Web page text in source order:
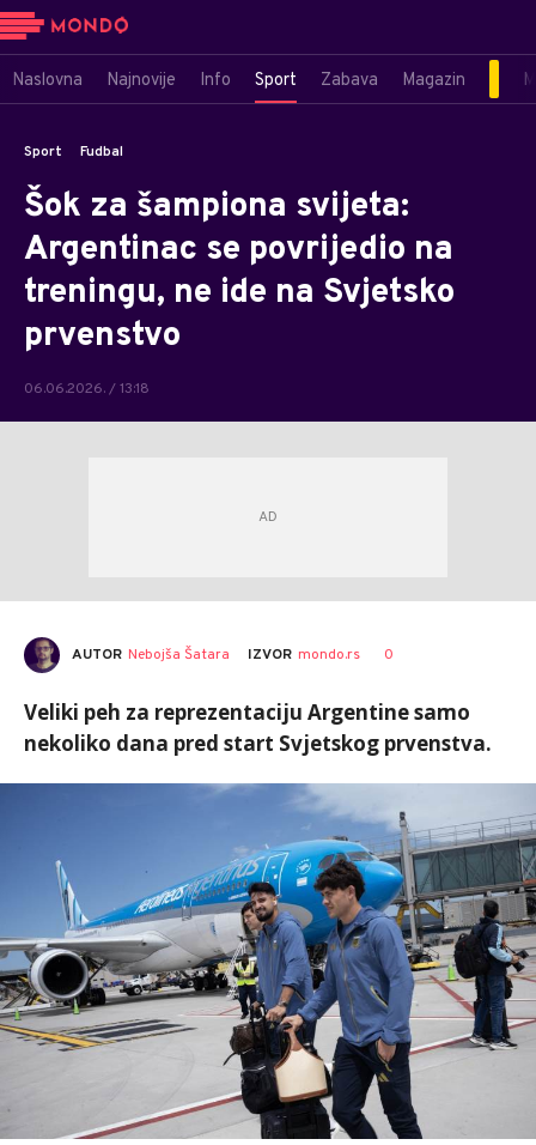
Naslovna Najnovije Info Sport Zabava Magazin
Sport Fudbal
Šok za šampiona svijeta:
Argentinac se povrijedio na
treningu, ne ide na Svjetsko
prvenstvo
06.06.2026. / 13:18
AUTOR Nebojša Šatara IZVOR mondo.rs 0
Veliki peh za reprezentaciju Argentine samo
nekoliko dana pred start Svjetskog prvenstva.